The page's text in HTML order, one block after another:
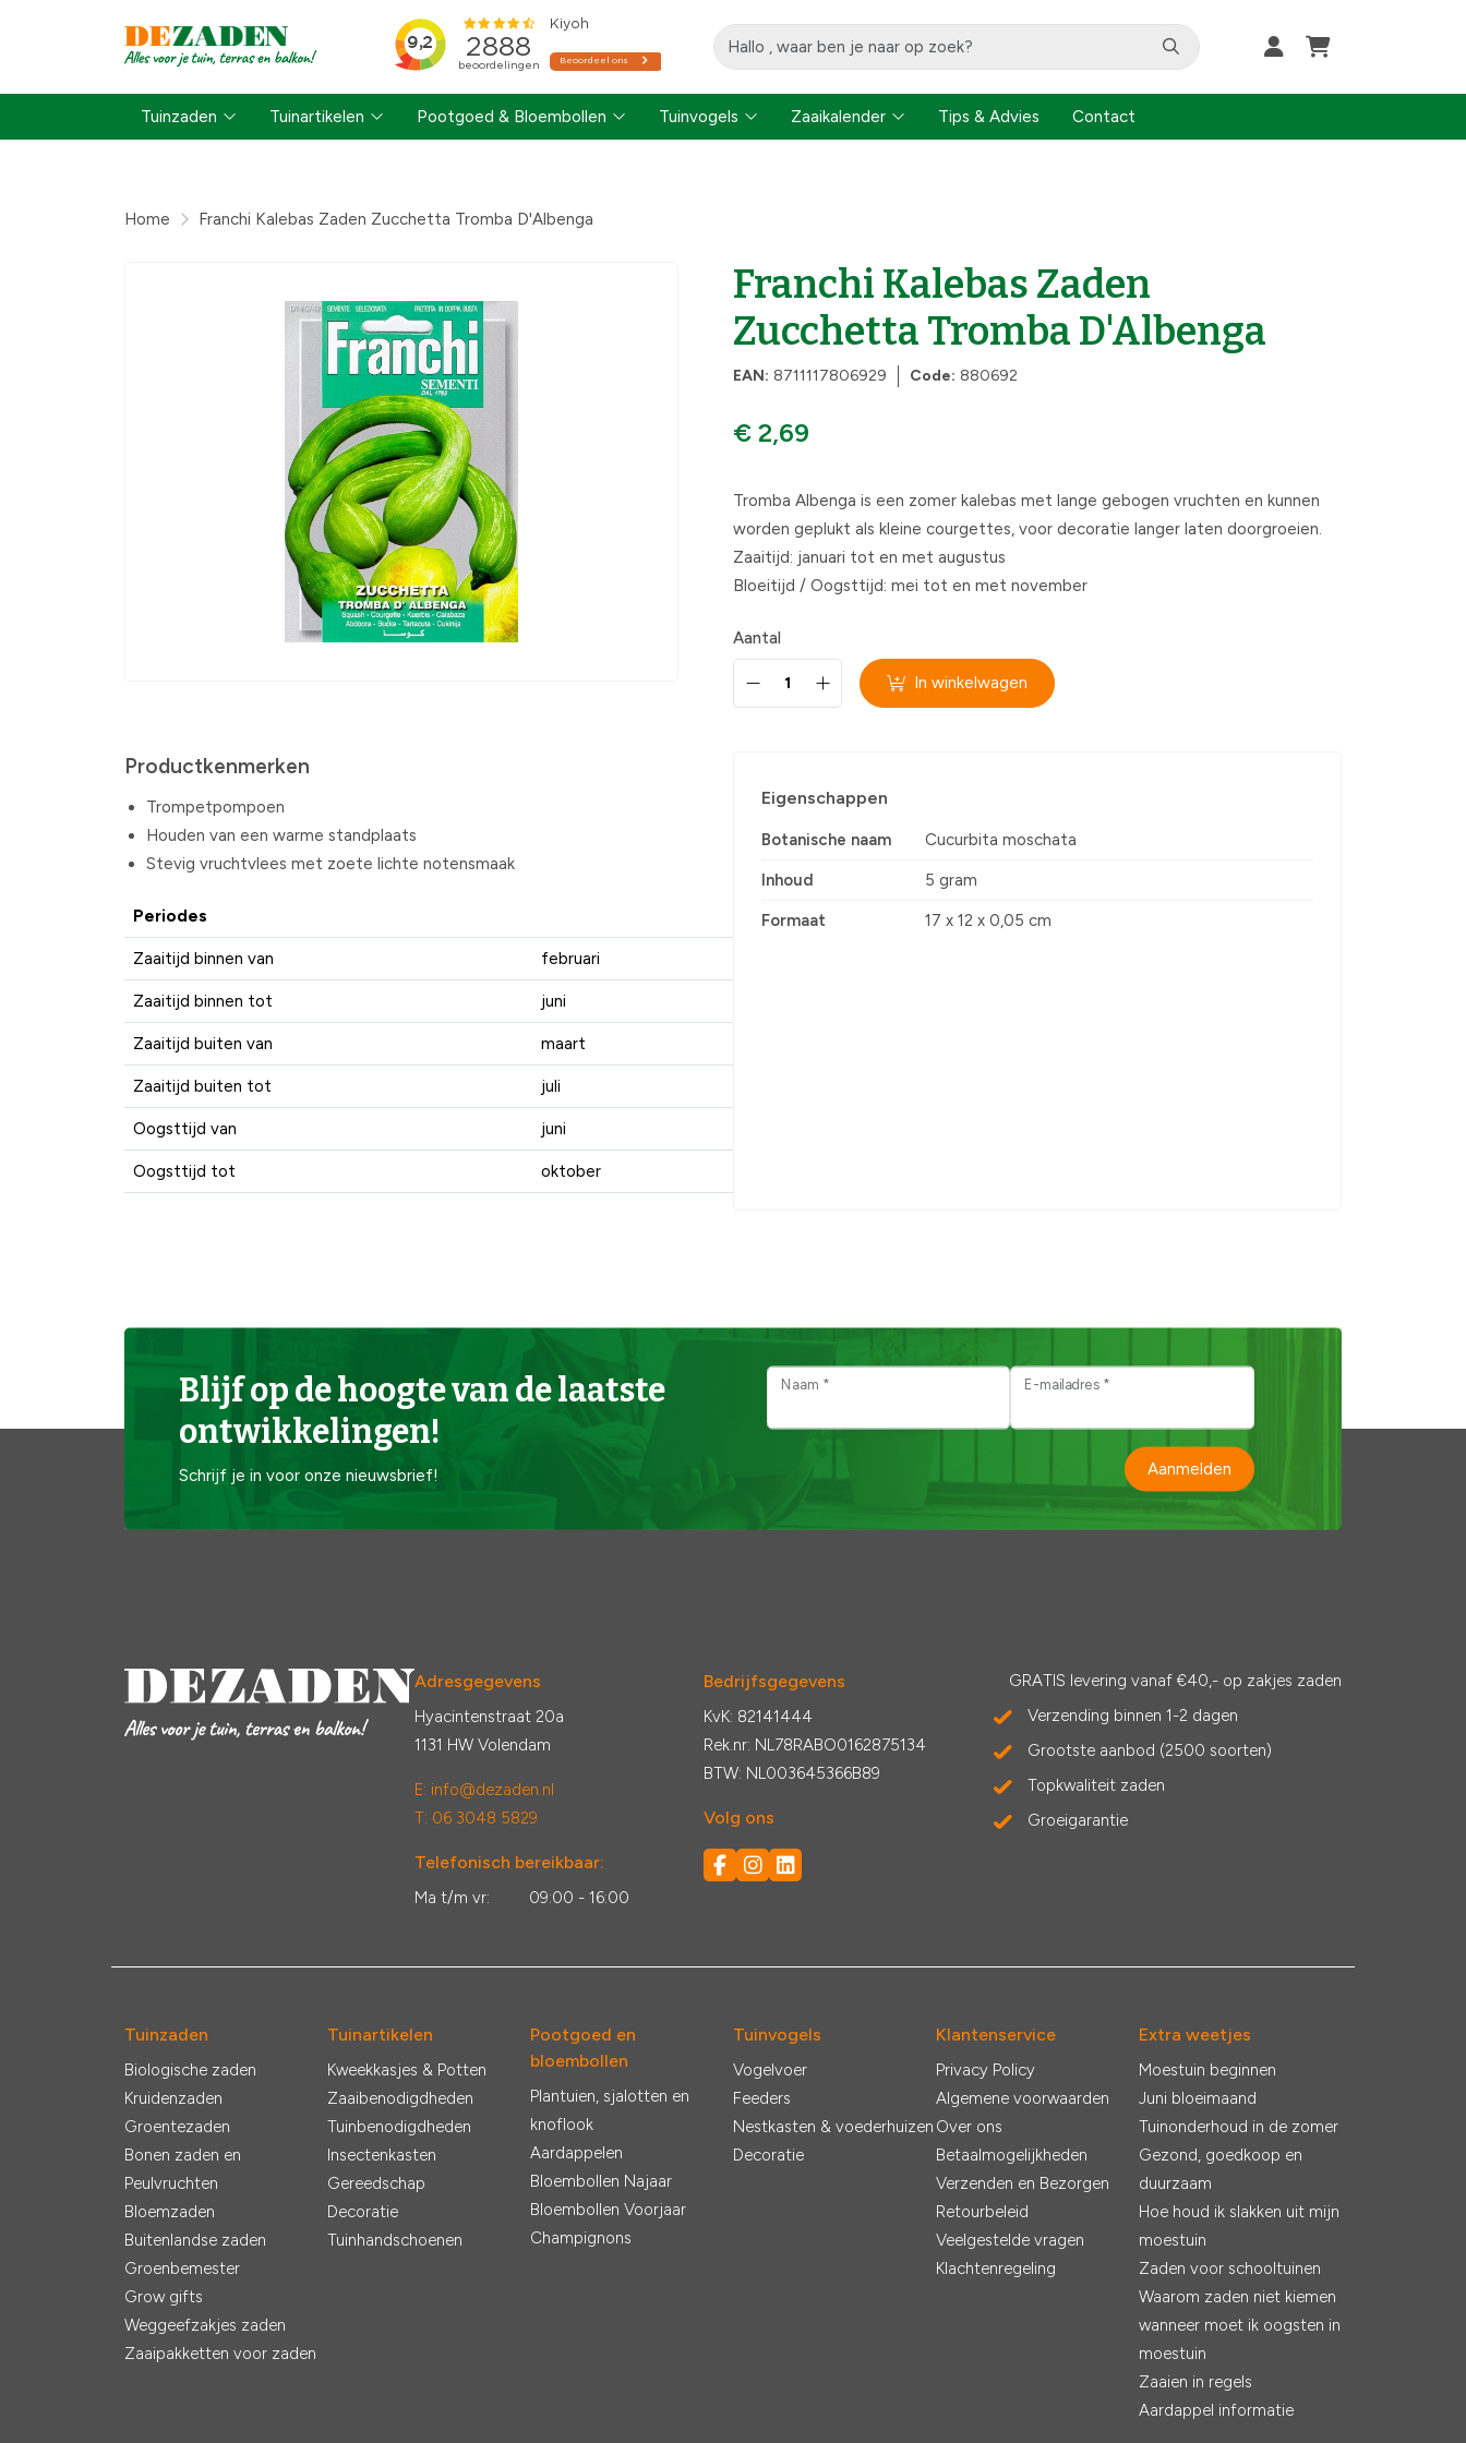
Tuinzaden Tuinartikelen Pootgoed & Bloembollen Tuinvogels Zaaikalender Tips & Advies Contact
Home Franchi Kalebas Zaden Zucchetta Tromba D'Albenga
Franchi Kalebas Zaden
Zucchetta Tromba D'Albenga
EAN: 8711117806929 Code: 880692
€ 2,69
Tromba Albenga is een zomer kalebas met lange gebogen vruchten en kunnen
worden geplukt als kleine courgettes, voor decoratie langer laten doorgroeien.
Zaaitijd: januari tot en met augustus
Bloeitijd / Oogsttijd: mei tot en met november
Aantal
In winkelwagen
Productkenmerken
Trompetpompoen
Houden van een warme standplaats
Stevig vruchtvlees met zoete lichte notensmaak
Periodes
Zaaitijd binnen van februari
Zaaitijd binnen tot juni
Zaaitijd buiten van maart
Zaaitijd buiten tot juli
Oogsttijd van juni
Oogsttijd tot oktober
Eigenschappen
Botanische naam Cucurbita moschata
Inhoud 5 gram
Formaat 17 x 12 x 0,05 cm
Blijf op de hoogte van de laatste
ontwikkelingen!
Schrijf je in voor onze nieuwsbrief!
Naam * E-mailadres *
Aanmelden
Adresgegevens
Hyacintenstraat 20a
1131 HW Volendam
E: info@dezaden.nl
T: 06 3048 5829
Telefonisch bereikbaar:
Ma t/m vr: 09:00 - 16:00
Bedrijfsgegevens
KvK: 82141444
Rek.nr: NL78RABO0162875134
BTW: NL003645366B89
Volg ons
GRATIS levering vanaf €40,- op zakjes zaden
Verzending binnen 1-2 dagen
Grootste aanbod (2500 soorten)
Topkwaliteit zaden
Groeigarantie
Tuinzaden
Biologische zaden
Kruidenzaden
Groentezaden
Bonen zaden en
Peulvruchten
Bloemzaden
Buitenlandse zaden
Groenbemester
Grow gifts
Weggeefzakjes zaden
Zaaipakketten voor zaden
Tuinartikelen
Kweekkasjes & Potten
Zaaibenodigdheden
Tuinbenodigdheden
Insectenkasten
Gereedschap
Decoratie
Tuinhandschoenen
Pootgoed en
bloembollen
Plantuien, sjalotten en
knoflook
Aardappelen
Bloembollen Najaar
Bloembollen Voorjaar
Champignons
Tuinvogels
Vogelvoer
Feeders
Nestkasten & voederhuizen
Decoratie
Klantenservice
Privacy Policy
Algemene voorwaarden
Over ons
Betaalmogelijkheden
Verzenden en Bezorgen
Retourbeleid
Veelgestelde vragen
Klachtenregeling
Extra weetjes
Moestuin beginnen
Juni bloeimaand
Tuinonderhoud in de zomer
Gezond, goedkoop en
duurzaam
Hoe houd ik slakken uit mijn
moestuin
Zaden voor schooltuinen
Waarom zaden niet kiemen
wanneer moet ik oogsten in
moestuin
Zaaien in regels
Aardappel informatie